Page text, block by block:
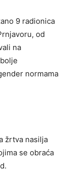
9 radionica
od
na
normama
žrtva nasilja
se obraća